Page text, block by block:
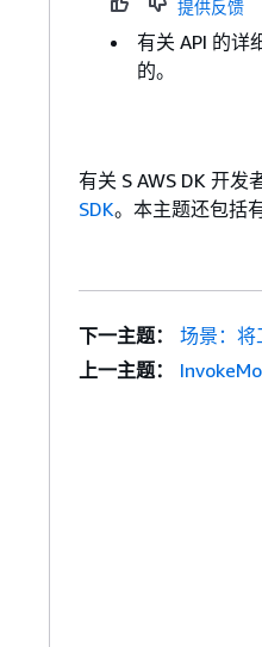
提供反馈
有关 API 的详
的。
有关 S AWS DK 开
SDK。本主题还包括
下一主题：
场景：将
上一主题：